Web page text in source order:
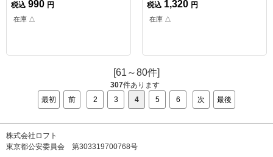
税込 990 円
在庫 △
税込 1,320 円
在庫 △
[61～80件]
307件あります
最初
前 2 3 4 5 6 次 最後
株式会社ロフト
東京都公安委員会 第303319700768号